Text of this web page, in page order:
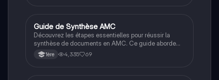
améliorer leur rédaction académique.
LLCE Ang
Guide de Synthèse AMC
Découvrez les étapes essentielles pour réussir la
synthèse de documents en AMC. Ce guide aborde
l'analyse des documents, la construction d'un plan
structuré, et la rédaction d'une synthèse cohérente.
1ère 4,335 69